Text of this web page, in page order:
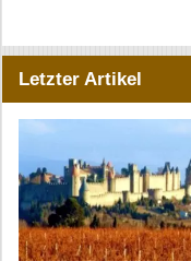
Letzter Artikel